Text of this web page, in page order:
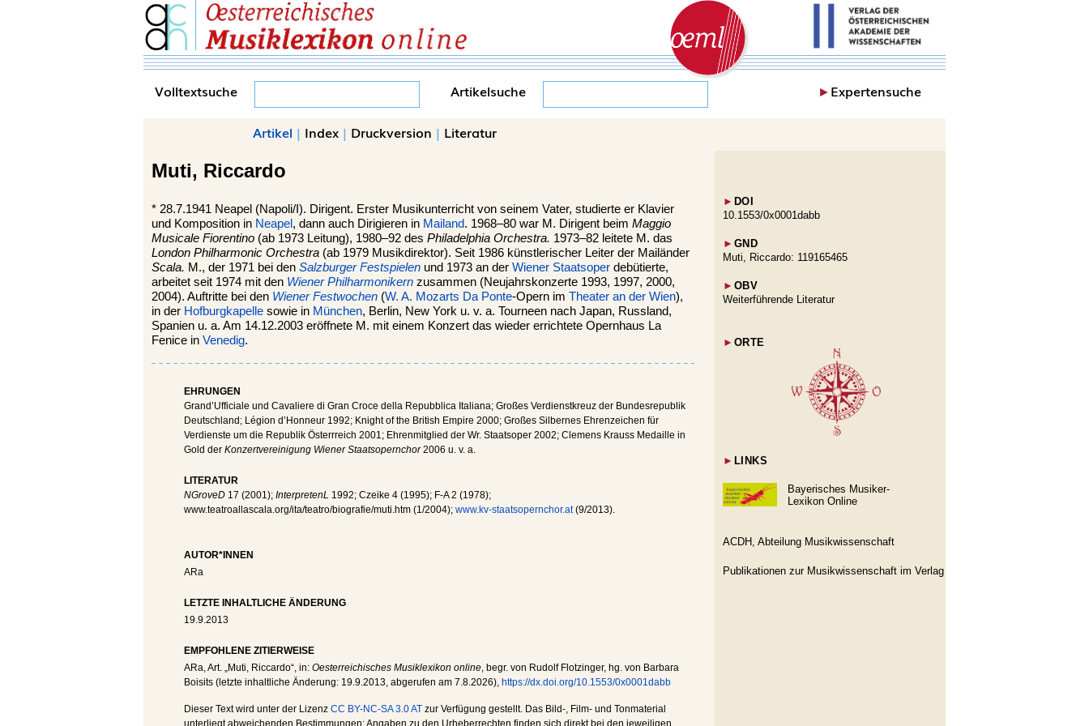
Volltextsuche Artikelsuche ►Expertensuche
Artikel | Index | Druckversion | Literatur
Muti, Riccardo
* 28.7.1941 Neapel (Napoli/I). Dirigent. Erster Musikunterricht von seinem Vater, studierte er Klavier
und Komposition in Neapel , dann auch Dirigieren in Mailand. 1968–80 war M. Dirigent beim Maggio
Musicale Fiorentino (ab 1973 Leitung), 1980–92 des Philadelphia Orchestra. 1973–82 leitete M. das
London Philharmonic Orchestra (ab 1979 Musikdirektor). Seit 1986 künstlerischer Leiter der Mailänder
Scala. M., der 1971 bei den Salzburger Festspielen und 1973 an der Wiener Staatsoper debütierte,
arbeitet seit 1974 mit den Wiener Philharmonikern zusammen (Neujahrskonzerte 1993, 1997, 2000,
2004). Auftritte bei den Wiener Festwochen (W. A. Mozarts Da Ponte-Opern im Theater an der Wien),
in der Hofburgkapelle sowie in München, Berlin, New York u. v. a. Tourneen nach Japan, Russland,
Spanien u. a. Am 14.12.2003 eröffnete M. mit einem Konzert das wieder errichtete Opernhaus La
Fenice in Venedig.
EHRUNGEN
Grand’Ufficiale und Cavaliere di Gran Croce della Repubblica Italiana; Großes Verdienstkreuz der Bundesrepublik
Deutschland; Légion d’Honneur 1992; Knight of the British Empire 2000; Großes Silbernes Ehrenzeichen für
Verdienste um die Republik Österrreich 2001; Ehrenmitglied der Wr. Staatsoper 2002; Clemens Krauss Medaille in
Gold der Konzertvereinigung Wiener Staatsopernchor2006 u. v. a.
LITERATUR
NGroveD 17 (2001); InterpretenL 1992; Czeike 4 (1995); F-A 2 (1978);
www.teatroallascala.org/ita/teatro/biografie/muti.htm (1/2004); www.kv-staatsopernchor.at(9/2013).
AUTOR*INNEN
ARa
LETZTE INHALTLICHE ÄNDERUNG
19.9.2013
EMPFOHLENE ZITIERWEISE
ARa, Art. „Muti, Riccardo“, in: Oesterreichisches Musiklexikon online, begr. von Rudolf Flotzinger, hg. von Barbara
Boisits (letzte inhaltliche Änderung: 19.9.2013, abgerufen am 7.8.2026), https://dx.doi.org/10.1553/0x0001dabb
Dieser Text wird unter der Lizenz CC BY-NC-SA 3.0 AT zur Verfügung gestellt. Das Bild-, Film- und Tonmaterial
unterliegt abweichenden Bestimmungen; Angaben zu den Urheberrechten finden sich direkt bei den jeweiligen
► DOI
10.1553/0x0001dabb
► GND
Muti, Riccardo: 119165465
► OBV
Weiterführende Literatur
► ORTE
► LINKS
Bayerisches Musiker-
Lexikon Online
ACDH, Abteilung Musikwissenschaft
Publikationen zur Musikwissenschaft im Verlag